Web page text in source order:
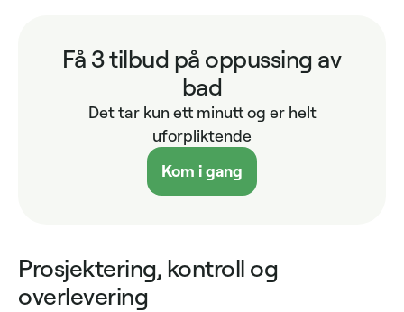
Få 3 tilbud på oppussing av
bad
Det tar kun ett minutt og er helt
uforpliktende
Kom i gang
Prosjektering, kontroll og
overlevering